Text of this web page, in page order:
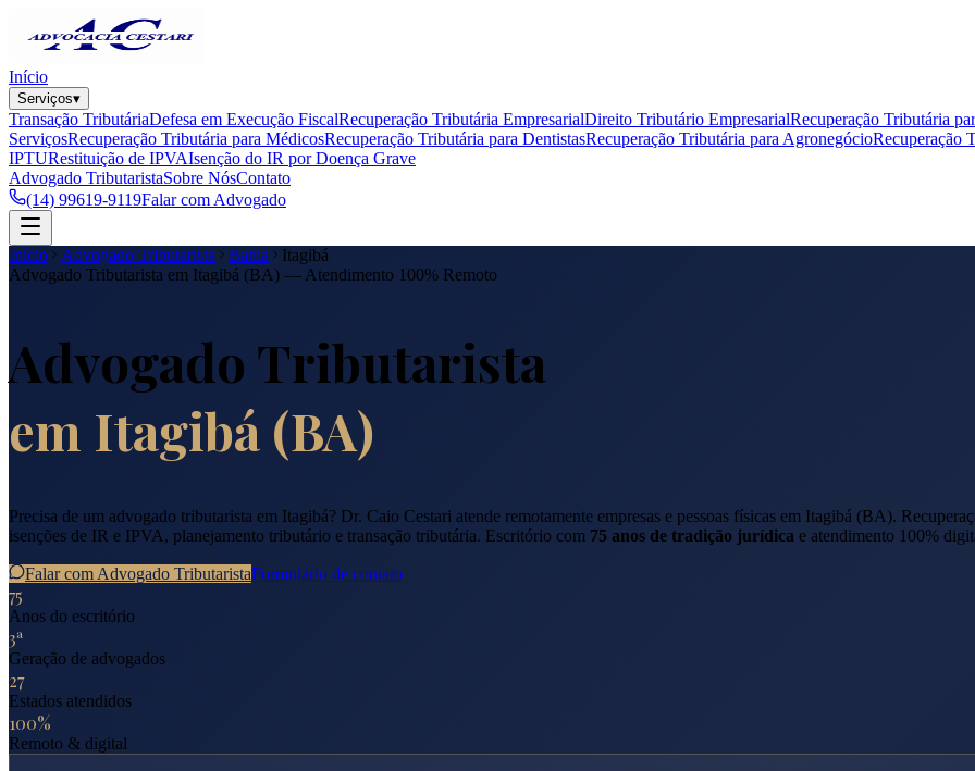
Início
Serviços▾
Transação TributáriaDefesa em Execução FiscalRecuperação Tributária EmpresarialDireito Tributário EmpresarialRecuperação Tributária
ServiçosRecuperação Tributária para MédicosRecuperação Tributária para DentistasRecuperação Tributária para AgronegócioRecuperação
IPTURestituição de IPVAIsenção do IR por Doença Grave
Advogado TributaristaSobre NósContato
(14) 99619-9119Falar com Advogado
Início Advogado Tributarista Bahia
Itagibá
Advogado Tributarista em Itagibá (BA) — Atendimento 100% Remoto
Advogado Tributarista
em Itagibá (BA)
Precisa de um advogado tributarista em Itagibá? Dr. Caio Cestari atende remotamente empresas e pessoas físicas em Itagibá (BA).
isenções de IR e IPVA, planejamento tributário e transação tributária. Escritório com 75 anos de tradição jurídica e atendimento 100%
Falar com Advogado TributaristaFormulário de contato
75
Anos do escritório
3ª
Geração de advogados
27
Estados atendidos
100%
Remoto & digital